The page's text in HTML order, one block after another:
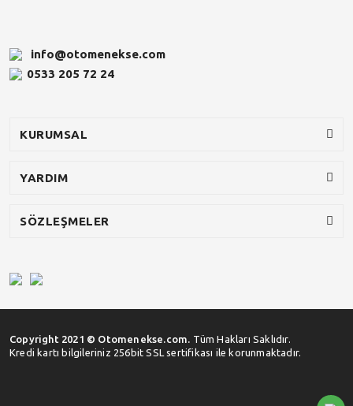
info@otomenekse.com
0533 205 72 24
KURUMSAL
YARDIM
SÖZLEŞMELER
Copyright 2021 © Otomenekse.com. Tüm Hakları Saklıdır.
Kredi kartı bilgileriniz 256bit SSL sertifikası ile korunmaktadır.